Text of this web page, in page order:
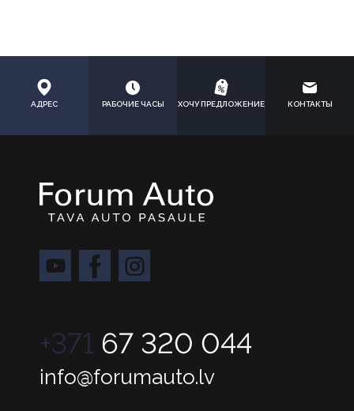
АДРЕС РАБОЧИЕ ЧАСЫ ХОЧУ ПРЕДЛОЖЕНИЕ КОНТАКТЫ
+371 67 320 044
info@forumauto.lv